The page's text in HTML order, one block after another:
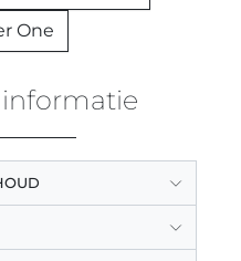
One